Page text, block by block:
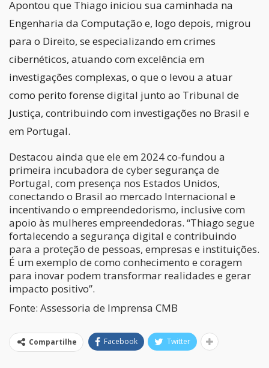
Apontou que Thiago iniciou sua caminhada na
Engenharia da Computação e, logo depois, migrou
para o Direito, se especializando em crimes
cibernéticos, atuando com excelência em
investigações complexas, o que o levou a atuar
como perito forense digital junto ao Tribunal de
Justiça, contribuindo com investigações no Brasil e
em Portugal.
Destacou ainda que ele em 2024 co-fundou a
primeira incubadora de cyber segurança de
Portugal, com presença nos Estados Unidos,
conectando o Brasil ao mercado Internacional e
incentivando o empreendedorismo, inclusive com
apoio às mulheres empreendedoras. “Thiago segue
fortalecendo a segurança digital e contribuindo
para a proteção de pessoas, empresas e instituições.
É um exemplo de como conhecimento e coragem
para inovar podem transformar realidades e gerar
impacto positivo”.
Fonte: Assessoria de Imprensa CMB
Compartilhe Facebook Twitter